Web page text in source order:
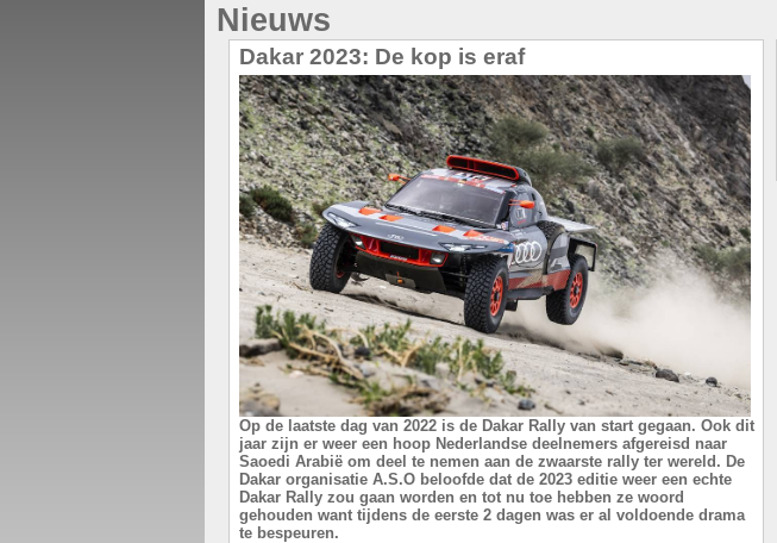
Nieuws
Dakar 2023: De kop is eraf
Op de laatste dag van 2022 is de Dakar Rally van start gegaan. Ook dit
jaar zijn er weer een hoop Nederlandse deelnemers afgereisd naar
Saoedi Arabië om deel te nemen aan de zwaarste rally ter wereld. De
Dakar organisatie A.S.O beloofde dat de 2023 editie weer een echte
Dakar Rally zou gaan worden en tot nu toe hebben ze woord
gehouden want tijdens de eerste 2 dagen was er al voldoende drama
te bespeuren.